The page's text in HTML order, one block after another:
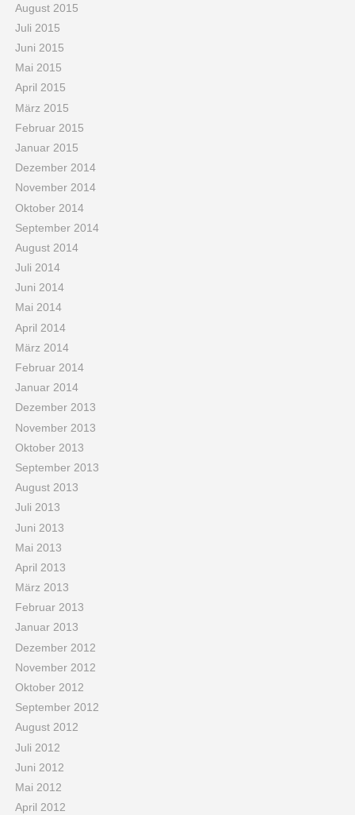
August 2015
Juli 2015
Juni 2015
Mai 2015
April 2015
März 2015
Februar 2015
Januar 2015
Dezember 2014
November 2014
Oktober 2014
September 2014
August 2014
Juli 2014
Juni 2014
Mai 2014
April 2014
März 2014
Februar 2014
Januar 2014
Dezember 2013
November 2013
Oktober 2013
September 2013
August 2013
Juli 2013
Juni 2013
Mai 2013
April 2013
März 2013
Februar 2013
Januar 2013
Dezember 2012
November 2012
Oktober 2012
September 2012
August 2012
Juli 2012
Juni 2012
Mai 2012
April 2012